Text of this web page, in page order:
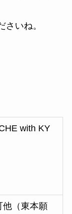
いね。
with KY
他（東本願